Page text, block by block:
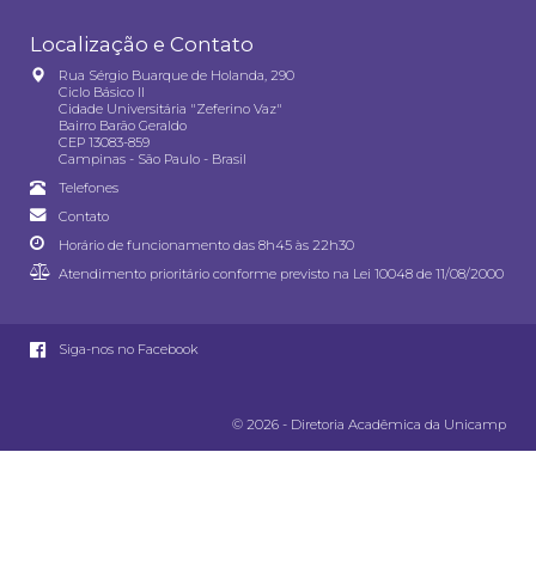
Localização e Contato
Rua Sérgio Buarque de Holanda, 290
Ciclo Básico II
Cidade Universitária "Zeferino Vaz"
Bairro Barão Geraldo
CEP 13083-859
Campinas - São Paulo - Brasil
Telefones
Contato
Horário de funcionamento das 8h45 às 22h30
Atendimento prioritário conforme previsto na Lei 10048 de 11/08/2000
Siga-nos no Facebook
© 2026 - Diretoria Acadêmica da Unicamp